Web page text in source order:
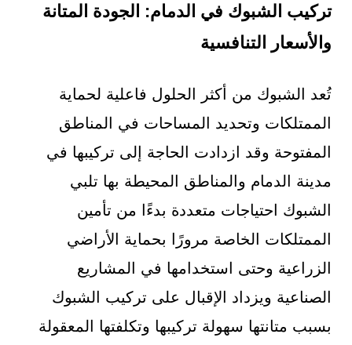
تركيب الشبوك في الدمام: الجودة المتانة
والأسعار التنافسية
تُعد الشبوك من أكثر الحلول فاعلية لحماية
الممتلكات وتحديد المساحات في المناطق
المفتوحة وقد ازدادت الحاجة إلى تركيبها في
مدينة الدمام والمناطق المحيطة بها تلبي
الشبوك احتياجات متعددة بدءًا من تأمين
الممتلكات الخاصة مرورًا بحماية الأراضي
الزراعية وحتى استخدامها في المشاريع
الصناعية ويزداد الإقبال على تركيب الشبوك
بسبب متانتها سهولة تركيبها وتكلفتها المعقولة